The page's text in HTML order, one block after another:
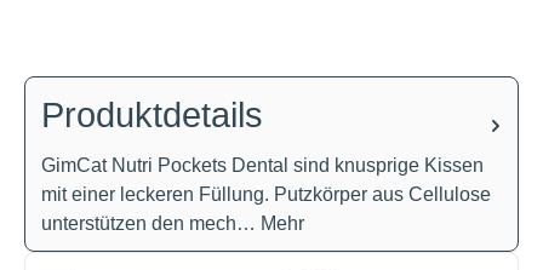
Produktdetails
GimCat Nutri Pockets Dental sind knusprige Kissen
mit einer leckeren Füllung. Putzkörper aus Cellulose
unterstützen den mech… Mehr